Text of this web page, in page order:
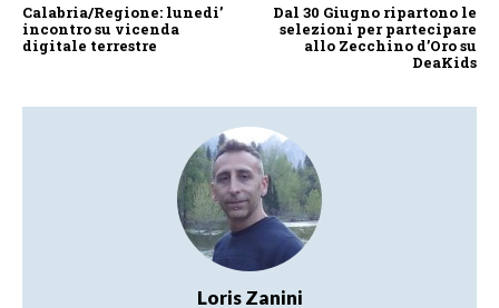
Calabria/Regione: lunedi’
incontro su vicenda
digitale terrestre
Dal 30 Giugno ripartono le
selezioni per partecipare
allo Zecchino d’Oro su
DeaKids
Loris Zanini